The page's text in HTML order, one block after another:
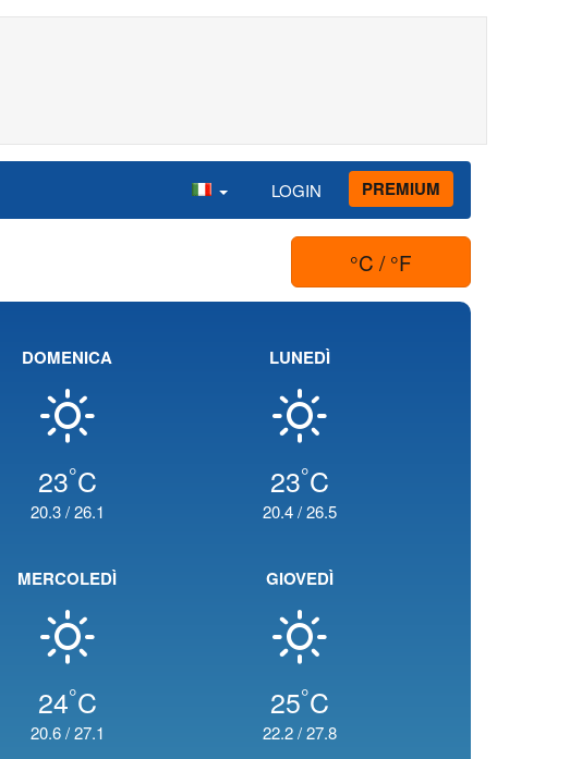
LOGIN PREMIUM
°C / °F
DOMENICA
23°C
20.3/26.1
LUNEDÌ
23°C
20.4/26.5
MERCOLEDÌ
24°C
20.6/27.1
GIOVEDÌ
25°C
22.2/27.8